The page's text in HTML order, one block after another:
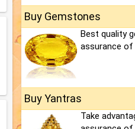
Buy Gemstones
Best quality
assurance
Buy Yantras
Take